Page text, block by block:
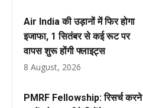
Air India की उड़ानों में फिर होगा
इजाफा, 1 सितंबर से कई रूट पर
वापस शुरू होंगी फ्लाइट्स
8 August, 2026
PMRF Fellowship: रिसर्च करने